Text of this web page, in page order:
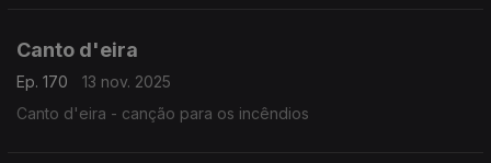
Canto d'eira
Ep. 170
13 nov. 2025
Canto d'eira - canção para os incêndios